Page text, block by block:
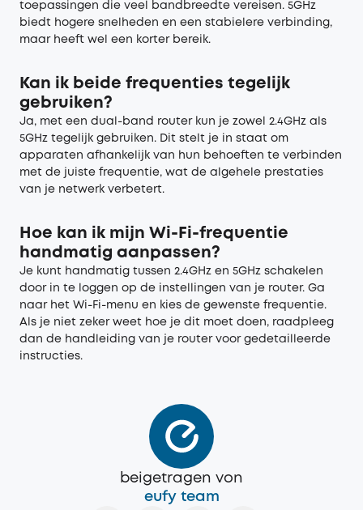
toepassingen die veel bandbreedte vereisen. 5GHz
biedt hogere snelheden en een stabielere verbinding,
maar heeft wel een korter bereik.
Kan ik beide frequenties tegelijk
gebruiken?
Ja, met een dual-band router kun je zowel 2.4GHz als
5GHz tegelijk gebruiken. Dit stelt je in staat om
apparaten afhankelijk van hun behoeften te verbinden
met de juiste frequentie, wat de algehele prestaties
van je netwerk verbetert.
Hoe kan ik mijn Wi-Fi-frequentie
handmatig aanpassen?
Je kunt handmatig tussen 2.4GHz en 5GHz schakelen
door in te loggen op de instellingen van je router. Ga
naar het Wi-Fi-menu en kies de gewenste frequentie.
Als je niet zeker weet hoe je dit moet doen, raadpleeg
dan de handleiding van je router voor gedetailleerde
instructies.
beigetragen von
eufy team